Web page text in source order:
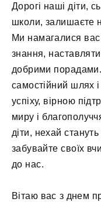
Дорогі наші діти,
школи, залишаєте
Ми намагалися вас
знання,
добрими
самостійний шлях
успіху, вірною
миру і
діти, нехай
забувайте своїх
до нас.
Вітаю вас з днем